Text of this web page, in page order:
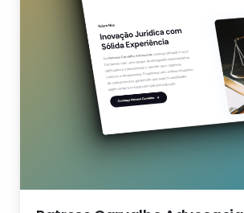
Patrese Carvalho Advocacia